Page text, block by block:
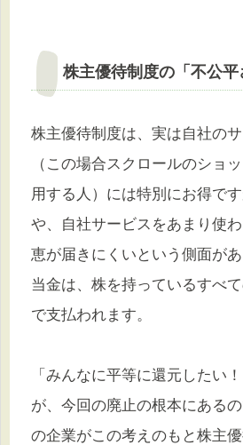
株主優待制度の「不公平
株主優待制度は、実は自社の
（この場合スクロールのショ
用する人）には特別にお得で
や、自社サービスをあまり使
恵が届きにくいという側面が
当金は、株を持っているすべ
で支払われます。
「みんなに平等に還元したい
が、今回の廃止の根本にある
の企業がこの考えのもと株主